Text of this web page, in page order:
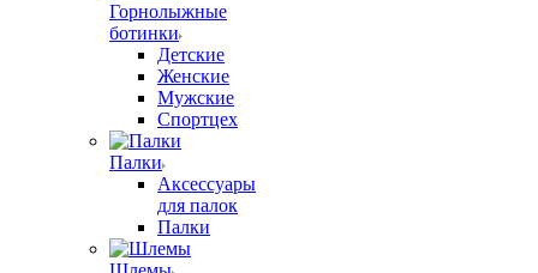
Горнолыжные
ботинки
Детские
Женские
Мужские
Спортцех
Палки
Аксессуары
для палок
Палки